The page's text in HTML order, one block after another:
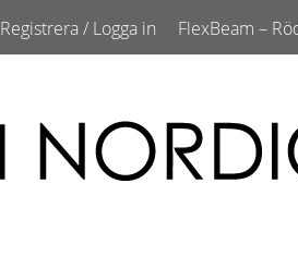
Registrera / Logga in FlexBeam –